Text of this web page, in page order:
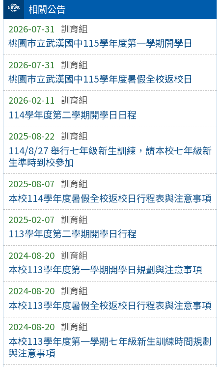
相關公告
2026-07-31 訓育組
桃園市立武漢國中115學年度第一學期開學日
2026-07-31 訓育組
桃園市立武漢國中115學年度暑假全校返校日
2026-02-11 訓育組
114學年度第二學期開學日日程
2025-08-22 訓育組
114/8/27 舉行七年級新生訓練，請本校七年級新
生準時到校參加
2025-08-07 訓育組
本校114學年度暑假全校返校日行程表與注意事項
2025-02-07 訓育組
113學年度第二學期開學日行程
2024-08-20 訓育組
本校113學年度第一學期開學日規劃與注意事項
2024-08-20 訓育組
本校113學年度暑假全校返校日行程表與注意事項
2024-08-20 訓育組
本校113學年度第一學期七年級新生訓練時間規劃
與注意事項